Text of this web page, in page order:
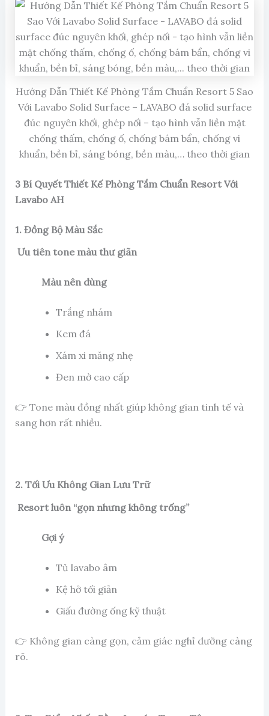
Hướng Dẫn Thiết Kế Phòng Tắm Chuẩn Resort 5 Sao
Với Lavabo Solid Surface – LAVABO đá solid surface
đúc nguyên khối, ghép nối – tạo hình vẫn liền mặt
chống thấm, chống ố, chống bám bẩn, chống vi
khuẩn, bền bỉ, sáng bóng, bền màu,… theo thời gian
3 Bí Quyết Thiết Kế Phòng Tắm Chuẩn Resort Với
Lavabo AH
1. Đồng Bộ Màu Sắc
Ưu tiên tone màu thư giãn
Màu nên dùng
Trắng nhám
Kem đá
Xám xi măng nhẹ
Đen mờ cao cấp
👉 Tone màu đồng nhất giúp không gian tinh tế và
sang hơn rất nhiều.
2. Tối Ưu Không Gian Lưu Trữ
Resort luôn “gọn nhưng không trống”
Gợi ý
Tủ lavabo âm
Kệ hở tối giản
Giấu đường ống kỹ thuật
👉 Không gian càng gọn, cảm giác nghỉ dưỡng càng
rõ.